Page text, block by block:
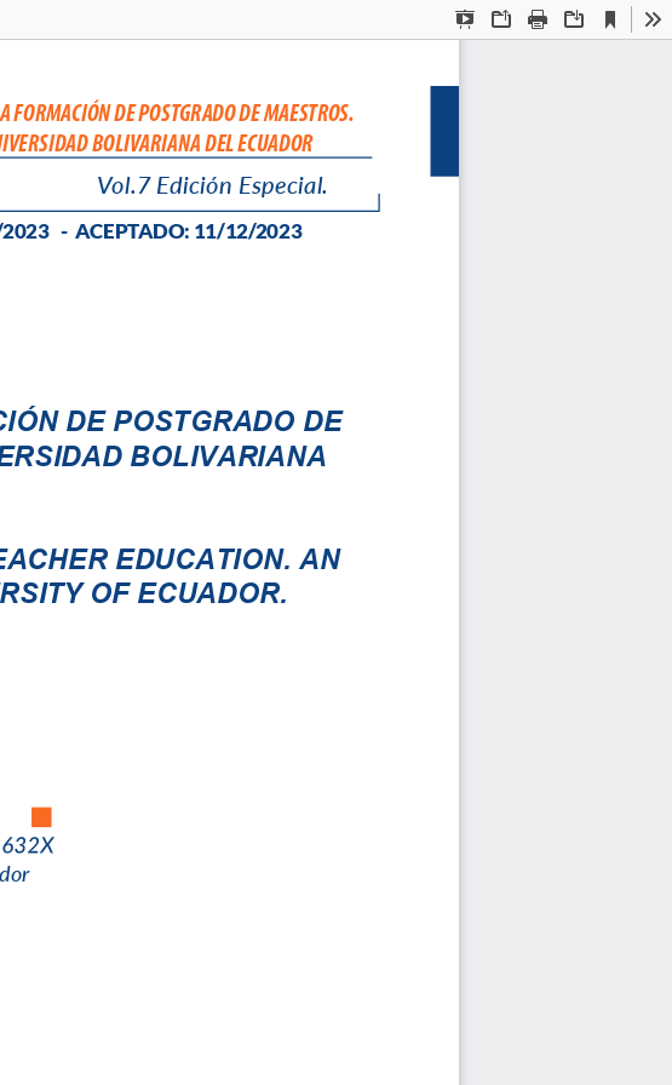
Presentation
OpenPrint Download
Current
View
Vol.7 Edición Especial.
2023   - ACEPTADO: 11/12/2023
FORMACIÓN DE POSTGRADO DE MAESTROS.
BOLIVARIANA DEL ECUADOR
r
DE POSTGRADO DE
BOLIVARIANA
EDUCATION. AN
OF ECUADOR.